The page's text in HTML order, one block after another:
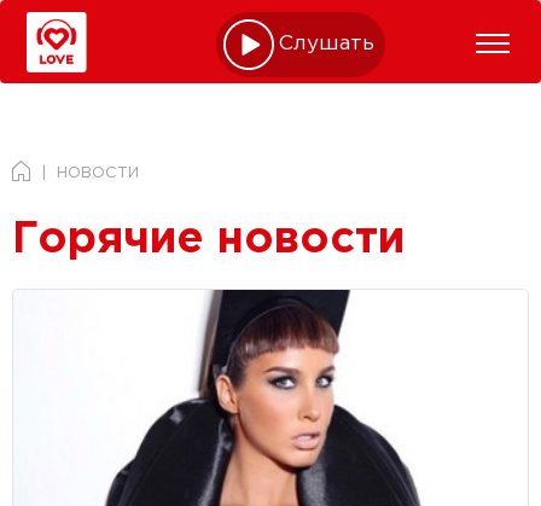
Слушать online
НОВОСТИ
Горячие новости